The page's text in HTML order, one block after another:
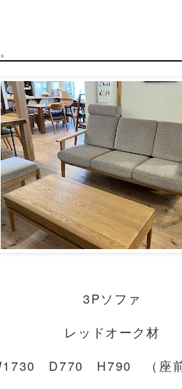
3Pソファ
レッドオーク材
D770 H790 （座前